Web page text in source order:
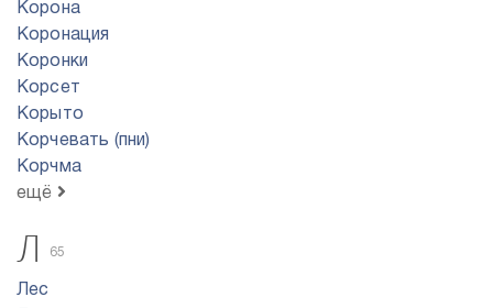
Корона
Коронация
Коронки
Корсет
Корыто
Корчевать (пни)
Корчма
ещё
Л 65
Лес